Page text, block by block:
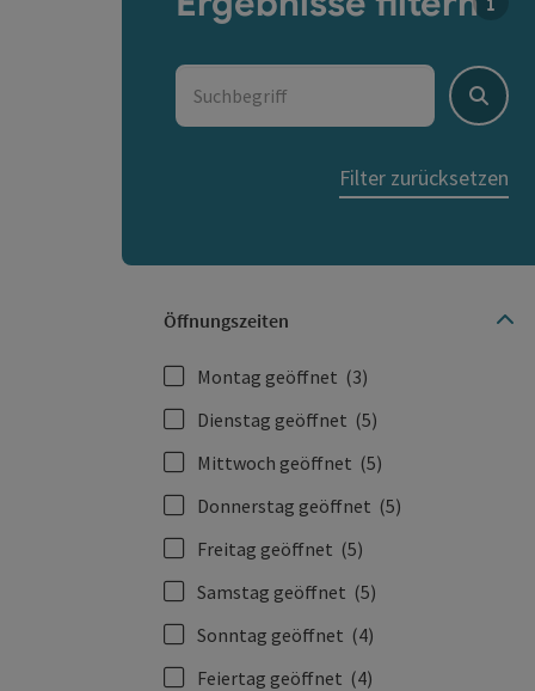
Suchbegriff
Suchen
Filter zurücksetzen
Öffnungszeiten
Montag geöffnet (3)
Dienstag geöffnet (5)
Mittwoch geöffnet (5)
Donnerstag geöffnet (5)
Freitag geöffnet (5)
Samstag geöffnet (5)
Sonntag geöffnet (4)
Feiertag geöffnet (4)